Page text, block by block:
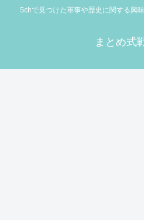
5chで見つけた軍事や歴史に関する興
まとめ式